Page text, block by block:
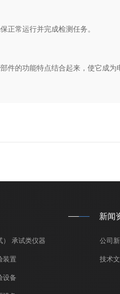
常运行并完成检测任务。
的功能特点结合起来，使它成为
） 承试类仪器
装置
设备
新闻
公司
技术